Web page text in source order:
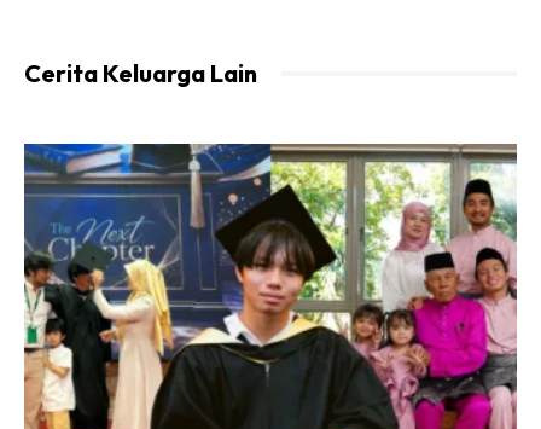
Anymore – 전소미
Ads
Cerita Keluarga Lain